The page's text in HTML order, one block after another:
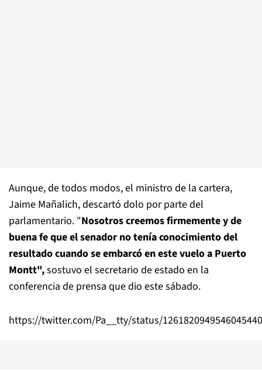
Aunque, de todos modos, el ministro de la cartera,
Jaime Mañalich, descartó dolo por parte del
parlamentario. "Nosotros creemos firmemente y de
buena fe que el senador no tenía conocimientodel
resultado cuando se embarcó en este vuelo a Puerto
Montt",sostuvo el secretario de estado en la
conferencia de prensa que dio este sábado.
https://twitter.com/Pa__tty/status/1261820949546045440